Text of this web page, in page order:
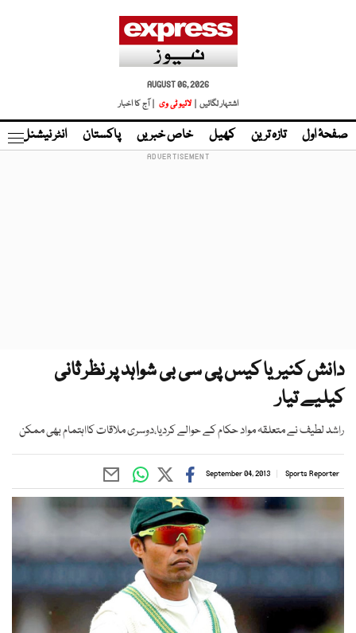
AUGUST 06, 2026
اشتہار لگائیں |
لائیو ٹی وی | آج کا اخبار
صفحۂ اول تازہ ترین کھیل خاص خبریں پاکستان انٹر نیشنل
دانش کنیریا کیس پی سی بی شواہد پر نظر ثانی
کیلیے تیار
راشد لطیف نے متعلقہ مواد حکام کے حوالے کردیا،دوسری ملاقات کااہتمام بھی ممکن
Sports Reporter
September 04, 2013